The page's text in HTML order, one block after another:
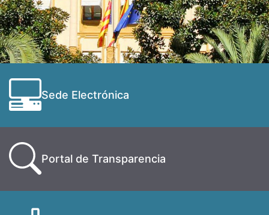
Sede Electrónica
Portal de Transparencia